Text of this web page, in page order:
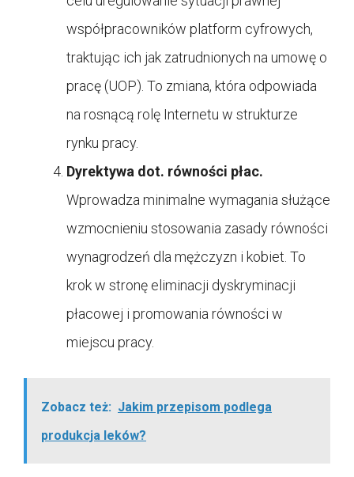
współpracowników platform cyfrowych,
traktując ich jak zatrudnionych na umowę o
pracę (UOP). To zmiana, która odpowiada
na rosnącą rolę Internetu w strukturze
rynku pracy.
Dyrektywa dot. równości płac.
Wprowadza minimalne wymagania służące
wzmocnieniu stosowania zasady równości
wynagrodzeń dla mężczyzn i kobiet. To
krok w stronę eliminacji dyskryminacji
płacowej i promowania równości w
miejscu pracy.
Zobacz też: Jakim przepisom podlega
produkcja leków?